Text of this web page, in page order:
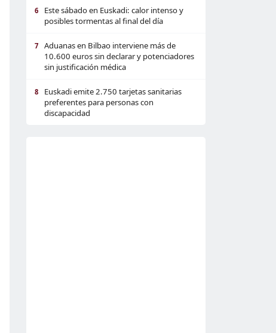
6
Este sábado en Euskadi: calor intenso y
posibles tormentas al final del día
7
Aduanas en Bilbao interviene más de
10.600 euros sin declarar y potenciadores
sin justificación médica
8
Euskadi emite 2.750 tarjetas sanitarias
preferentes para personas con
discapacidad